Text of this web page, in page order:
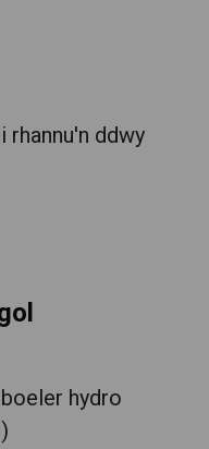
rhannu'n ddwy
hydro